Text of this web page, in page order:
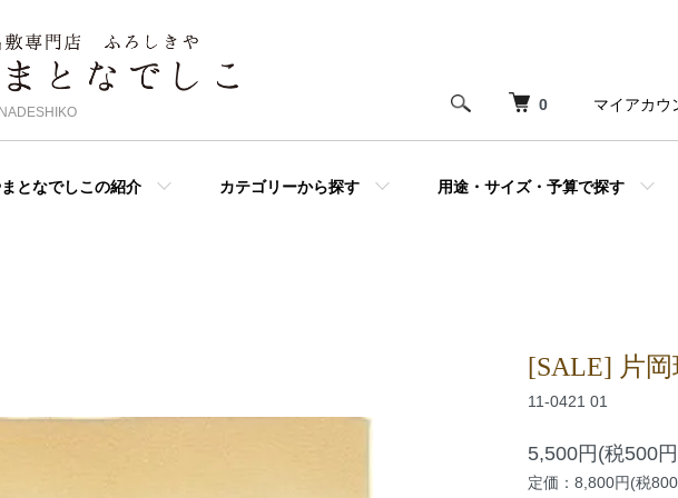
0
となでしこの紹介 カテゴリーから探す 用途・サイズ・予算で探す
マイアカウ
[SALE] 片
11-0421 01
5,500円(税500
定価：8,800円(税